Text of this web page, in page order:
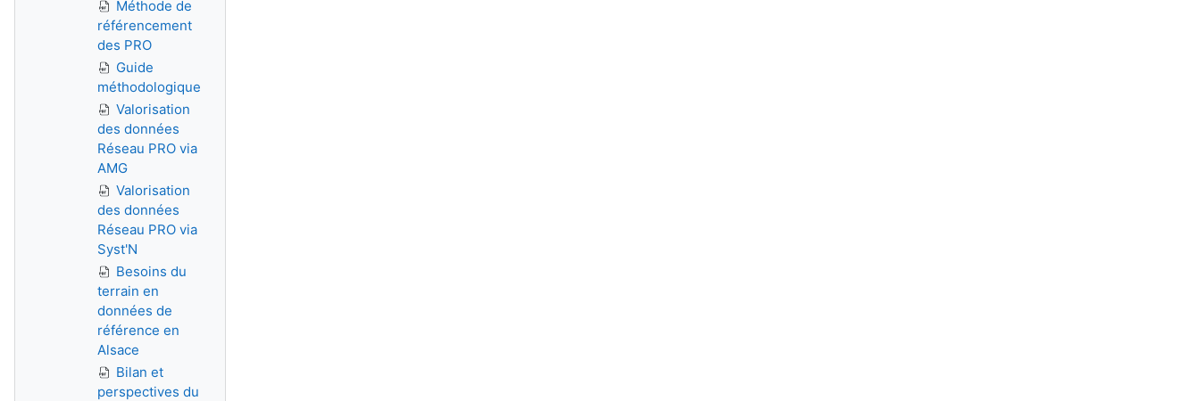
Méthode de
référencement
des PRO
Guide
méthodologique
Valorisation
des données
Réseau PRO via
AMG
Valorisation
des données
Réseau PRO via
Syst'N
Besoins du
terrain en
données de
référence en
Alsace
Bilan et
perspectives du